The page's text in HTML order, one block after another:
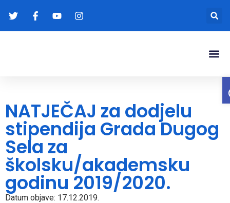
NATJEČAJ za dodjelu
stipendija Grada Dugog
Sela za
školsku/akademsku
godinu 2019/2020.
Datum objave: 17.12.2019.